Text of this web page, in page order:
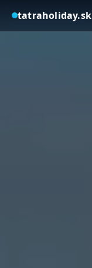
tatraholiday.sk